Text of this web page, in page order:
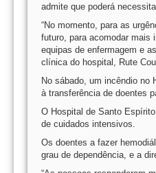
admite que poderá
“No momento, para as
futuro, para acomodar mais
equipas de enfermagem e
clínica do hospital, Rute
No sábado, um incêndio no
à transferência de doentes
O Hospital de Santo
de cuidados intensivos.
Os doentes a fazer
grau de dependência, e a